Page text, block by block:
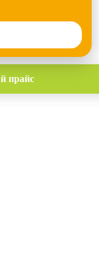
прайс